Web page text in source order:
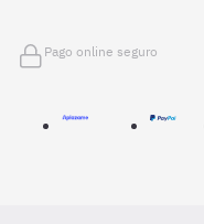
Pago online seguro